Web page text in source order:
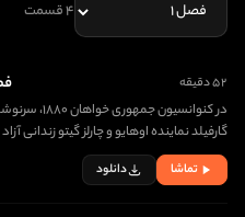
۴ قسمت
۵۲ دقیقه
در کنوانسيون جمهوری
گارفيلد نماينده اوهايو و چارلز گيتو زندانی
مسيری تازه گره ميخورد.
تماشا دانلود